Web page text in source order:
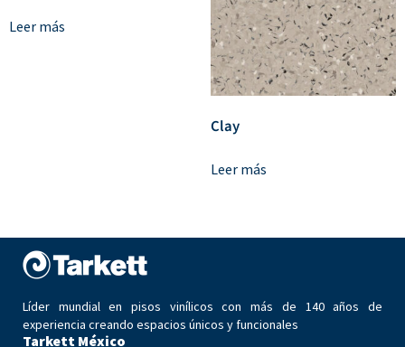
Leer más
Clay
Leer más
Líder mundial en pisos vinílicos con más de 140 años de
experiencia creando espacios únicos y funcionales
Tarkett México